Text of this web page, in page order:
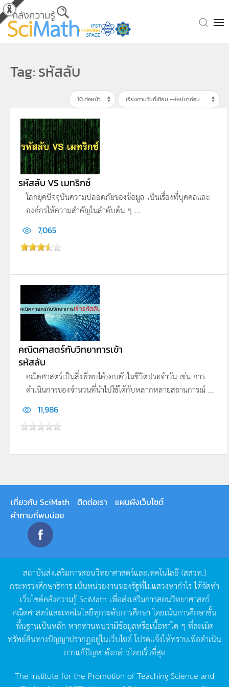
Skip to main content
Tag: รหัสลับ
รหัสลับ VS เมทริกซ์
โลกยุคปัจจุบันความปลอดภัยของข้อมูล เป็นเรื่องที่บุคคลและ
องค์กรให้ความสำคัญในลำดับต้น ๆ ...
7,065
คณิตศาสตร์กับวิทยาการเข้า
รหัสลับ
คณิตศาสตร์เป็นสิ่งที่พบได้รอบตัวในชีวิตประจำวัน เช่น การ
ดำเนินการของจำนวนที่นำไปใช้ได้กับหลากหลายสถานการณ์ ...
11,986
เกี่ยวกับ SciMath ติดต่อเรา
แผนผังเว็บไซต์
คำถามที่พบบ่อย
สถาบันส่งเสริมการสอนวิทยาศาสตร์และเทคโนโลยี (สสวท.)
กระทรวงศึกษาธิการ เป็นหน่วยงานของรัฐที่ไม่แสวงหากำไรได้จัดทำ
เว็บไซต์คลังความรู้SciMath เพื่อส่งเสริมการสอนวิทยาศาสตร์
คณิตศาสตร์และเทคโนโลยีทุกระดับการศึกษา โดยเน้นการศึกษาขั้น
พื้นฐานเป็นหลัก หากท่านพบว่ามีข้อมูลหรือเนื้อหาใด ๆ ที่ละเมิด
ทรัพย์สินทางปัญญาปรากฏอยู่ในเว็บไซต์โปรดแจ้งให้ทราบเพื่อดำเนิน
การแก้ปัญหาดังกล่าวโดยเร็วที่สุด
The Institute for the Promotion of Teaching Science and